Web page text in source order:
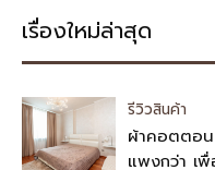
เรื่องใหม่ล่าสุด
รีวิวสินค้า
ผ้าคอตตอ
แพงกว่า เ